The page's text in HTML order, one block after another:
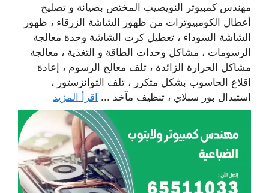
مهندس كمبيوتر النويصيب المختص بصيانة و تصليح
أعطال الكومبيوترات من ظهور الشاشة الزرقاء ، ظهور
الشاشة السوداء ، تعطيل كرت الشاشة وحدة معالجة
الرسومات ، مشاكل وحدات الطاقة و التغذية ، معالجة
مشاكل الحرارة الزائدة ، تلف معالج الرسوم ، إعادة
اقلاع الحاسوب بشكل متكرر ، تلف التوانزستور ،
استبدال بور سبلاي ، تنظيف مآخذ ... اقرأ المزيد